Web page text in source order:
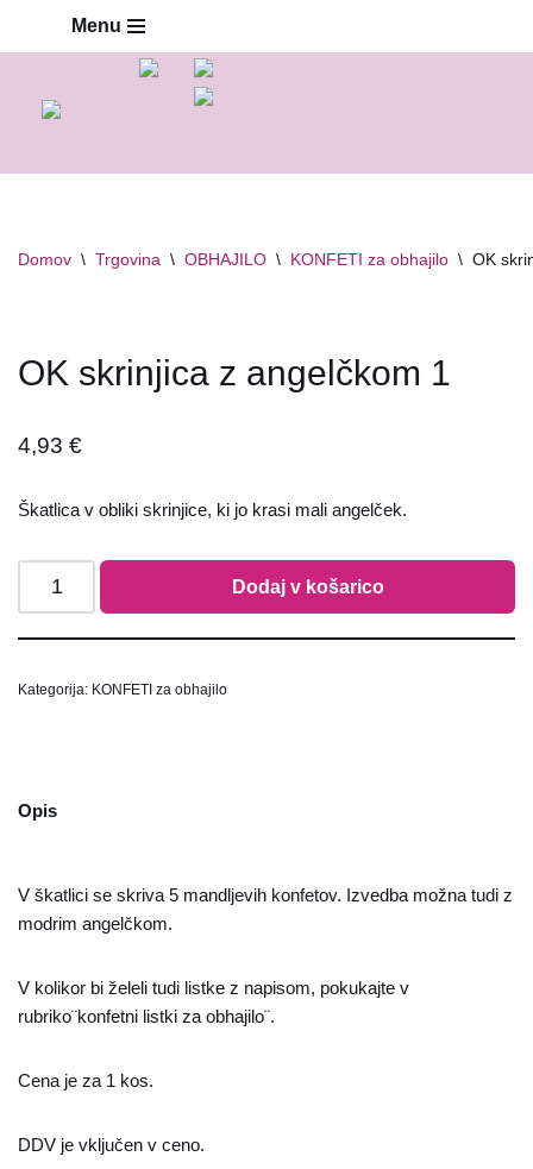
vsebino
Menu
Domov \ Trgovina \ OBHAJILO \ KONFETI za obhajilo \ OK
OK skrinjica z angelčkom 1
4,93 €
Škatlica v obliki skrinjice, ki jo krasi mali angelček.
Dodaj v košarico
Kategorija: KONFETI za obhajilo
Opis
V škatlici se skriva 5 mandljevih konfetov. Izvedba možna tudi z
modrim angelčkom.
V kolikor bi želeli tudi listke z napisom, pokukajte v
rubriko¨konfetni listki za obhajilo¨.
Cena je za 1 kos.
DDV je vključen v ceno.